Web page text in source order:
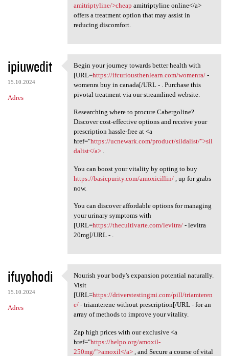
amitriptyline/>cheap amitriptyline online</a>
offers a treatment option that may assist in
reducing discomfort.
ipiuwedit
15.10.2024
Adres
Begin your journey towards
Begin your journey towards better health with
[URL=https://ifcuriousthenlearn.com/womenra/-
womenra buy in canada[/URL - . Purchase this
pivotal treatment via our streamlined website.
Researching where to procure Cabergoline?
Discover cost-effective options and receive your
prescription hassle-free at <a
href="https://ucnewark.com/product/sildalist/">sil
dalist</a>.
You can boost your vitality by opting to buy
https://basicpurity.com/amoxicillin/, up for grabs
now.
You can discover affordable options for managing
your urinary symptoms with
[URL=https://thecultivarte.com/levitra/- levitra
20mg[/URL - .
ifuyohodi
15.10.2024
Adres
Nourish your body's expansion
Nourish your body's expansion potential naturally.
Visit
[URL=https://driverstestingmi.com/pill/triamteren
e/- triamterene without prescription[/URL - for an
array of methods to improve your vitality.
Zap high prices with our exclusive <a
href="https://helpo.org/amoxil-
250mg/">amoxil</a>, and Secure a course of vital